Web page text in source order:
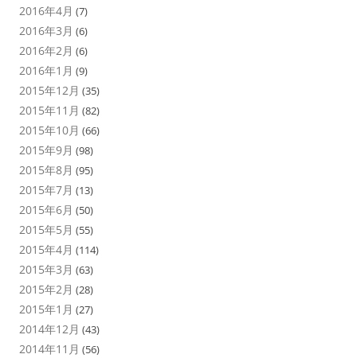
2016年4月 (7)
2016年3月 (6)
2016年2月 (6)
2016年1月 (9)
2015年12月 (35)
2015年11月 (82)
2015年10月 (66)
2015年9月 (98)
2015年8月 (95)
2015年7月 (13)
2015年6月 (50)
2015年5月 (55)
2015年4月 (114)
2015年3月 (63)
2015年2月 (28)
2015年1月 (27)
2014年12月 (43)
2014年11月 (56)